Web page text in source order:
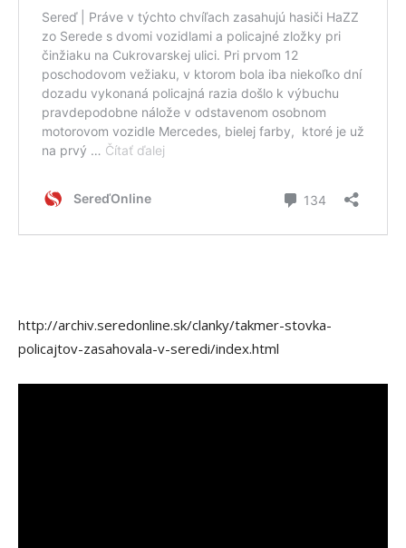
http://archiv.seredonline.sk/clanky/takmer-stovka-
policajtov-zasahovala-v-seredi/index.html